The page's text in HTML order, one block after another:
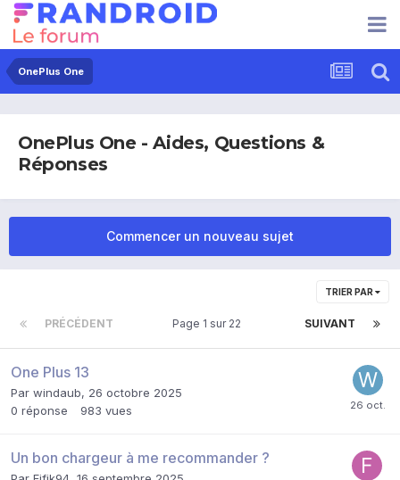
OnePlus One
OnePlus One - Aides, Questions &
Réponses
Commencer un nouveau sujet
TRIER PAR
PRÉCÉDENT SUIVANT
Page 1 sur 22
One Plus 13
Par windaub, 26 octobre 2025
0 réponse 983 vues
Un bon chargeur à me recommander ?